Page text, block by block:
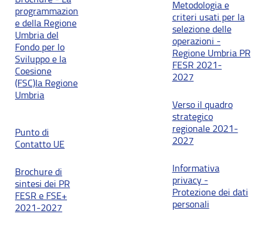
programmazion
e della Regione
Umbria del
Fondo per lo
Sviluppo e la
Coesione
(FSC)la Regione
Umbria
Punto di
Contatto UE
Brochure di
sintesi dei PR
FESR e FSE+
2021-2027
Metodologia e
criteri usati per la
selezione delle
operazioni -
Regione Umbria PR
FESR 2021-
2027
Verso il quadro
strategico
regionale 2021-
2027
Informativa
privacy -
Protezione dei dati
personali